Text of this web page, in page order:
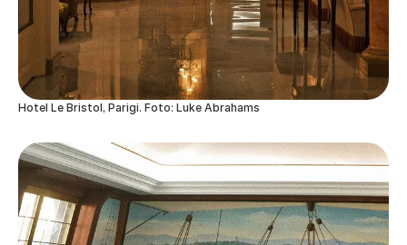
Hotel Le Bristol, Parigi. Foto: Luke Abrahams